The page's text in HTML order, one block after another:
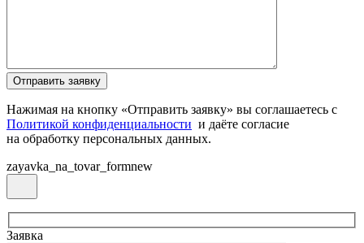
Нажимая на кнопку «Отправить заявку» вы соглашаетесь с
Политикой конфиденциальности и даёте согласие
на обработку персональных данных.
zayavka_na_tovar_formnew
Заявка